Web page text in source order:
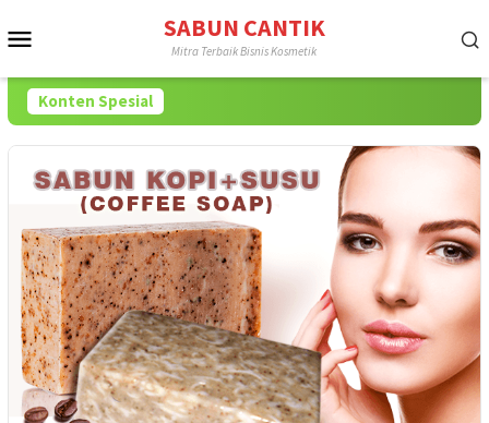
ke
SABUN CANTIK
Mitra Terbaik Bisnis Kosmetik
Konten Spesial